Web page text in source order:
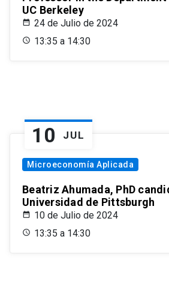
UC Berkeley
24 de Julio de 2024
13:35 a 14:30
10 JUL
Microeconomía Aplicada
Beatriz Ahumada, PhD
Universidad de Pittsburgh
10 de Julio de 2024
13:35 a 14:30